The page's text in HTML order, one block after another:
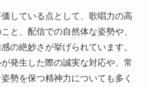
している点として、歌唱力の高
と、配信での自然体な姿勢や、
の絶妙さが挙げられています。
発生した際の誠実な対応や、常
勢を保つ精神力についても多く